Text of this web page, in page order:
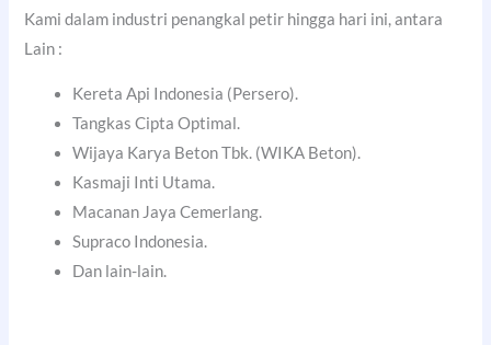
Kami dalam industri penangkal petir hingga hari ini, antara
Lain :
Kereta Api Indonesia (Persero).
Tangkas Cipta Optimal.
Wijaya Karya Beton Tbk. (WIKA Beton).
Kasmaji Inti Utama.
Macanan Jaya Cemerlang.
Supraco Indonesia.
Dan lain-lain.